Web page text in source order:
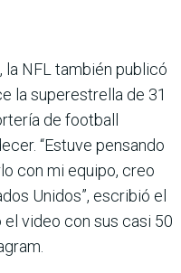
la NFL también publicó
la superestrella de 31
de football
“Estuve pensando
con mi equipo, creo
Unidos”, escribió el
video con sus casi 50